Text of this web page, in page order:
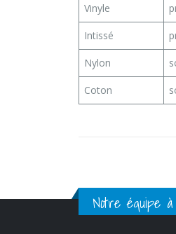
Vinyle
Intissé
Nylon
Coton
Notre équipe